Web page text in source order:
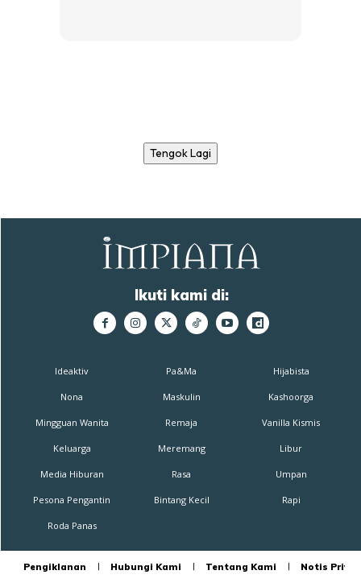
Tengok Lagi
Ikuti kami di:
Ideaktiv
Nona
Mingguan Wanita
Keluarga
Media Hiburan
Pesona Pengantin
Roda Panas
Pa&Ma
Maskulin
Remaja
Meremang
Rasa
Bintang Kecil
Hijabista
Kashoorga
Vanilla Kismis
Libur
Umpan
Rapi
Pengiklanan Hubungi Kami Tentang Kami Notis